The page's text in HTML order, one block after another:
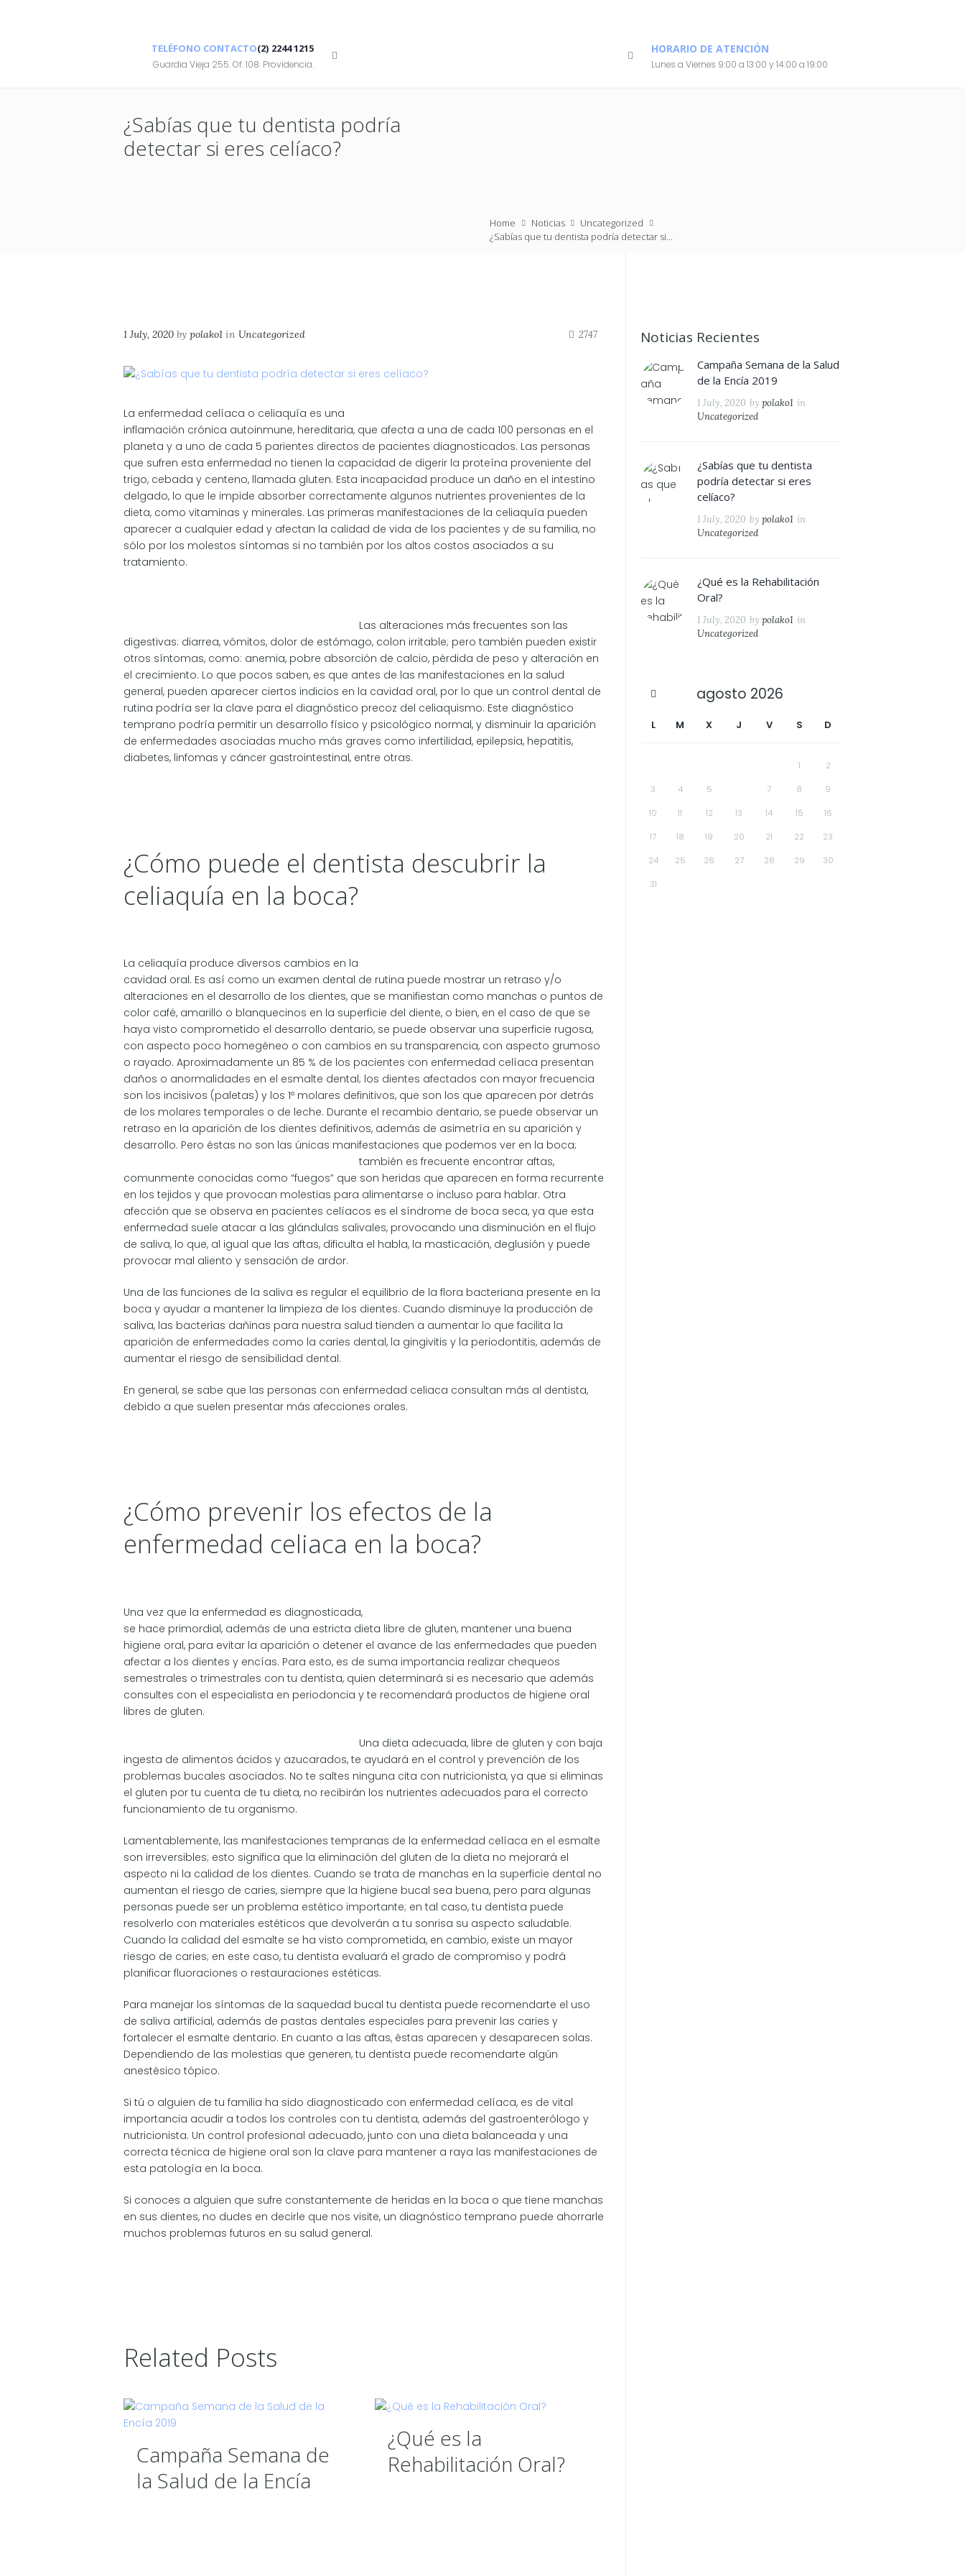
TELÉFONO CONTACTO(2) 2244 1215
Guardia Vieja 255. Of. 108. Providencia.
HORARIO DE ATENCIÓN
Lunes a Viernes 9:00 a 13:00 y 14:00 a 19:00
¿Sabías que tu dentista podría
detectar si eres celíaco?
Home Noticias
Uncategorized
¿Sabías que tu dentista podría detectar si...
1 July, 2020 by polako1 in Uncategorized 2747
La enfermedad celíaca o celiaquía es una
inflamación crónica autoinmune, hereditaria, que afecta a una de cada 100 personas en el
planeta y a uno de cada 5 parientes directos de pacientes diagnosticados. Las personas
que sufren esta enfermedad no tienen la capacidad de digerir la proteína proveniente del
trigo, cebada y centeno, llamada gluten. Esta incapacidad produce un daño en el intestino
delgado, lo que le impide absorber correctamente algunos nutrientes provenientes de la
dieta, como vitaminas y minerales. Las primeras manifestaciones de la celiaquía pueden
aparecer a cualquier edad y afectan la calidad de vida de los pacientes y de su familia, no
sólo por los molestos síntomas si no también por los altos costos asociados a su
tratamiento.
Las alteraciones más frecuentes son las
digestivas: diarrea, vómitos, dolor de estómago, colon irritable; pero también pueden existir
otros síntomas, como: anemia, pobre absorción de calcio, pérdida de peso y alteración en
el crecimiento. Lo que pocos saben, es que antes de las manifestaciones en la salud
general, pueden aparecer ciertos indicios en la cavidad oral, por lo que un control dental de
rutina podría ser la clave para el diagnóstico precoz del celiaquismo. Este diagnóstico
temprano podría permitir un desarrollo físico y psicológico normal, y disminuir la aparición
de enfermedades asociadas mucho más graves como infertilidad, epilepsia, hepatitis,
diabetes, linfomas y cáncer gastrointestinal, entre otras.
¿Cómo puede el dentista descubrir la
celiaquía en la boca?
La celiaquía produce diversos cambios en la
cavidad oral. Es así como un examen dental de rutina puede mostrar un retraso y/o
alteraciones en el desarrollo de los dientes, que se manifiestan como manchas o puntos de
color café, amarillo o blanquecinos en la superficie del diente, o bien, en el caso de que se
haya visto comprometido el desarrollo dentario, se puede observar una superficie rugosa,
con aspecto poco homegéneo o con cambios en su transparencia, con aspecto grumoso
o rayado. Aproximadamente un 85 % de los pacientes con enfermedad celíaca presentan
daños o anormalidades en el esmalte dental; los dientes afectados con mayor frecuencia
son los incisivos (paletas) y los 1º molares definitivos, que son los que aparecen por detrás
de los molares temporales o de leche. Durante el recambio dentario, se puede observar un
retraso en la aparición de los dientes definitivos, además de asimetría en su aparición y
desarrollo. Pero éstas no son las únicas manifestaciones que podemos ver en la boca;
también es frecuente encontrar aftas,
comunmente conocidas como “fuegos” que son heridas que aparecen en forma recurrente
en los tejidos y que provocan molestias para alimentarse o incluso para hablar. Otra
afección que se observa en pacientes celíacos es el síndrome de boca seca, ya que esta
enfermedad suele atacar a las glándulas salivales, provocando una disminución en el flujo
de saliva, lo que, al igual que las aftas, dificulta el habla, la masticación, deglusión y puede
provocar mal aliento y sensación de ardor.
Una de las funciones de la saliva es regular el equilibrio de la flora bacteriana presente en la
boca y ayudar a mantener la limpieza de los dientes. Cuando disminuye la producción de
saliva, las bacterias dañinas para nuestra salud tienden a aumentar lo que facilita la
aparición de enfermedades como la caries dental, la gingivitis y la periodontitis, además de
aumentar el riesgo de sensibilidad dental.
En general, se sabe que las personas con enfermedad celiaca consultan más al dentista,
debido a que suelen presentar más afecciones orales.
¿Cómo prevenir los efectos de la
enfermedad celiaca en la boca?
Una vez que la enfermedad es diagnosticada,
se hace primordial, además de una estricta dieta libre de gluten, mantener una buena
higiene oral, para evitar la aparición o detener el avance de las enfermedades que pueden
afectar a los dientes y encías. Para esto, es de suma importancia realizar chequeos
semestrales o trimestrales con tu dentista, quien determinará si es necesario que además
consultes con el especialista en periodoncia y te recomendará productos de higiene oral
libres de gluten.
Una dieta adecuada, libre de gluten y con baja
ingesta de alimentos ácidos y azucarados, te ayudará en el control y prevención de los
problemas bucales asociados. No te saltes ninguna cita con nutricionista, ya que si eliminas
el gluten por tu cuenta de tu dieta, no recibirán los nutrientes adecuados para el correcto
funcionamiento de tu organismo.
Lamentablemente, las manifestaciones tempranas de la enfermedad celíaca en el esmalte
son irreversibles; esto significa que la eliminación del gluten de la dieta no mejorará el
aspecto ni la calidad de los dientes. Cuando se trata de manchas en la superficie dental no
aumentan el riesgo de caries, siempre que la higiene bucal sea buena, pero para algunas
personas puede ser un problema estético importante; en tal caso, tu dentista puede
resolverlo con materiales estéticos que devolverán a tu sonrisa su aspecto saludable.
Cuando la calidad del esmalte se ha visto comprometida, en cambio, existe un mayor
riesgo de caries; en este caso, tu dentista evaluará el grado de compromiso y podrá
planificar fluoraciones o restauraciones estéticas.
Para manejar los síntomas de la saquedad bucal tu dentista puede recomendarte el uso
de saliva artificial, además de pastas dentales especiales para prevenir las caries y
fortalecer el esmalte dentario. En cuanto a las aftas, éstas aparecen y desaparecen solas.
Dependiendo de las molestias que generen, tu dentista puede recomendarte algún
anestésico tópico.
Si tú o alguien de tu familia ha sido diagnosticado con enfermedad celíaca, es de vital
importancia acudir a todos los controles con tu dentista, además del gastroenterólogo y
nutricionista. Un control profesional adecuado, junto con una dieta balanceada y una
correcta técnica de higiene oral son la clave para mantener a raya las manifestaciones de
esta patología en la boca.
Si conoces a alguien que sufre constantemente de heridas en la boca o que tiene manchas
en sus dientes, no dudes en decirle que nos visite, un diagnóstico temprano puede ahorrarle
muchos problemas futuros en su salud general.
Related Posts
Campaña Semana de
la Salud de la Encía
¿Qué es la
Rehabilitación Oral?
Noticias Recientes
Campaña Semana de la Salud
de la Encía 2019
1 July, 2020 bypolako1 in
Uncategorized
¿Sabías que tu dentista
podría detectar si eres
celíaco?
1 July, 2020 bypolako1 in
Uncategorized
¿Qué es la Rehabilitación
Oral?
1 July, 2020 bypolako1 in
Uncategorized
agosto 2026
L M X J V S D
1 2
3 4 5 7 8 9
10 11 12 13 14 15 16
17 18 19 20 21 22 23
24 25 26 27 28 29 30
31